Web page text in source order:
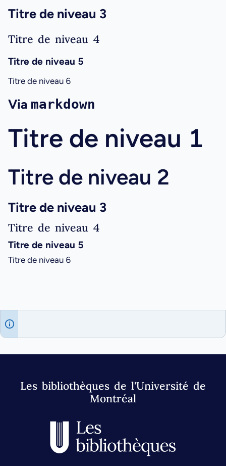
Titre de niveau 3
Titre de niveau 4
Titre de niveau 5
Titre de niveau 6
Via markdown
Titre de niveau 1
Titre de niveau 2
Titre de niveau 3
Titre de niveau 4
Titre de niveau 5
Titre de niveau 6
Les bibliothèques de l'Université de
Montréal